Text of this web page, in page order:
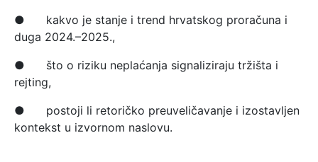
● kakvo je stanje i trend hrvatskog proračuna i
duga 2024.–2025.,
● što o riziku neplaćanja signaliziraju tržišta i
rejting,
● postoji li retoričko preuveličavanje i izostavljen
kontekst u izvornom naslovu.